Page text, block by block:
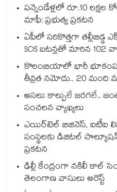
పన్నెండేళ్లలో రూ.10 లక్షల
మాఫీ: ప్రభుత్వ ప్రకటన
ఏపీలో సరికొత్తగా తల్లీబిడ్డ
SOS బటన్లతో మారిన 102
కొలంబియాలో భారీ
తీవ్రత నమోదు.. 20 మంది
అసలు కాల్పులే జరగలే..
సంచలన వ్యాఖ్యలు
ఎయిర్‌టెల్ బిజినెస్, ఐటీఐ
సంస్థలకు డిజిటల్
ప్రకటన
ఢిల్లీ కేంద్రంగా నకిలీ కాల్‌
తెలంగాణ వాసులు అరెస్ట్